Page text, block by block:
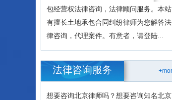
包经营权法律咨询，法律顾问服务。本站
有擅长土地承包合同纠纷律师为您解答法
律咨询，代理案件。有意者，请登陆...
法律咨询服务
想要咨询北京律师吗？想要咨询知名北京